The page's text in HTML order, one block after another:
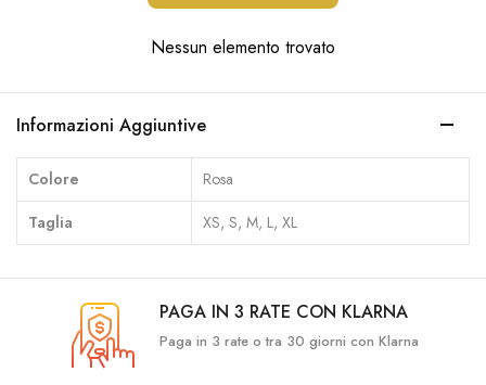
Nessun elemento trovato
Informazioni Aggiuntive
Colore
Rosa
Taglia
XS, S, M, L, XL
PAGA IN 3 RATE CON KLARNA
Paga in 3 rate o tra 30 giorni con Klarna